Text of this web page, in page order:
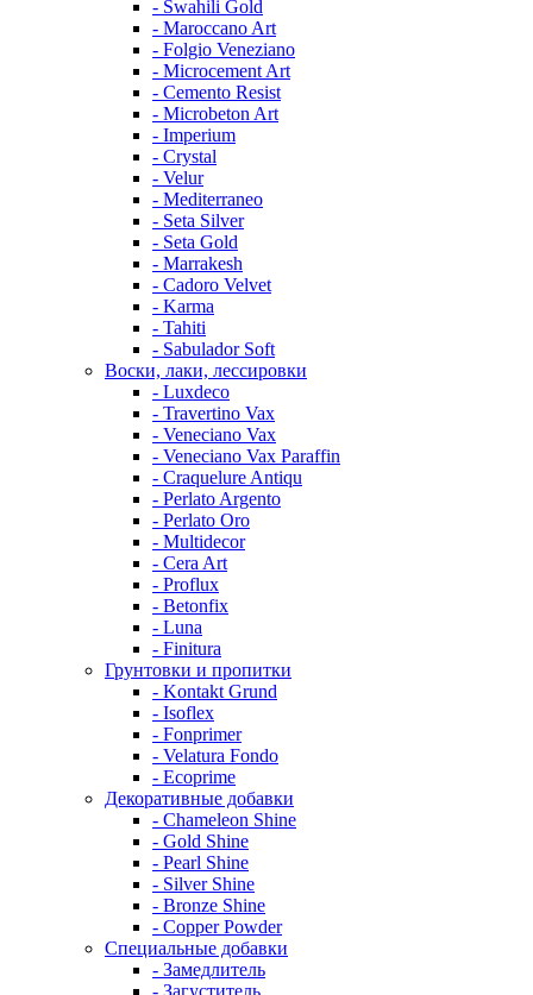
- Swahili Gold
- Maroccano Art
- Folgio Veneziano
- Microcement Art
- Cemento Resist
- Microbeton Art
- Imperium
- Crystal
- Velur
- Mediterraneo
- Seta Silver
- Seta Gold
- Marrakesh
- Cadoro Velvet
- Karma
- Tahiti
- Sabulador Soft
Воски, лаки, лессировки
- Luxdeco
- Travertino Vax
- Veneciano Vax
- Veneciano Vax Paraffin
- Craquelure Antiqu
- Perlato Argento
- Perlato Oro
- Multidecor
- Cera Art
- Proflux
- Betonfix
- Luna
- Finitura
Грунтовки и пропитки
- Kontakt Grund
- Isoflex
- Fonprimer
- Velatura Fondo
- Ecoprime
Декоративные добавки
- Chameleon Shine
- Gold Shine
- Pearl Shine
- Silver Shine
- Bronze Shine
- Copper Powder
Специальные добавки
- Замедлитель
- Загуститель